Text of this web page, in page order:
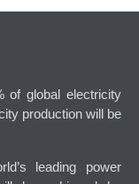
of global electricity
production will be
leading power